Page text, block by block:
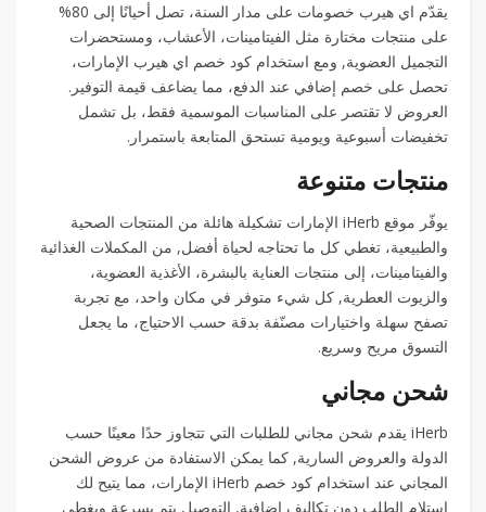
يقدّم اي هيرب خصومات على مدار السنة، تصل أحيانًا إلى 80%
على منتجات مختارة مثل الفيتامينات، الأعشاب، ومستحضرات
التجميل العضوية, ومع استخدام كود خصم اي هيرب الإمارات،
تحصل على خصم إضافي عند الدفع، مما يضاعف قيمة التوفير.
العروض لا تقتصر على المناسبات الموسمية فقط، بل تشمل
تخفيضات أسبوعية ويومية تستحق المتابعة باستمرار.
منتجات متنوعة
يوفّر موقع iHerb الإمارات تشكيلة هائلة من المنتجات الصحية
والطبيعية، تغطي كل ما تحتاجه لحياة أفضل, من المكملات الغذائية
والفيتامينات، إلى منتجات العناية بالبشرة، الأغذية العضوية،
والزيوت العطرية, كل شيء متوفر في مكان واحد، مع تجربة
تصفح سهلة واختيارات مصنّفة بدقة حسب الاحتياج، ما يجعل
التسوق مريح وسريع.
شحن مجاني
iHerb يقدم شحن مجاني للطلبات التي تتجاوز حدًا معينًا حسب
الدولة والعروض السارية, كما يمكن الاستفادة من عروض الشحن
المجاني عند استخدام كود خصم iHerb الإمارات، مما يتيح لك
استلام الطلب دون تكاليف إضافية, التوصيل يتم بسرعة ويغطي